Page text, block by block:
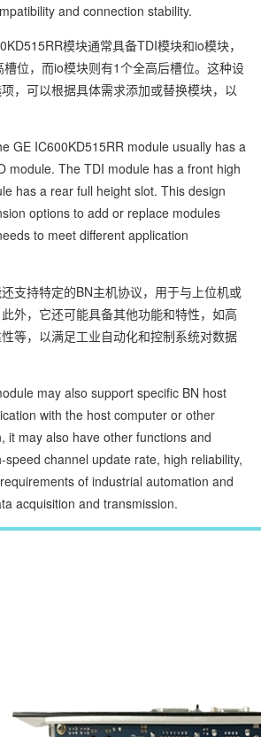
and connection stability.
模块通常具备TDI模块和io模块，
位，而io模块则有1个全高后槽位。这种设
，可以根据具体需求添加或替换模块，以
GE IC600KD515RR module usually has a
module. The TDI module has a front high
has a rear full height slot. This design
options to add or replace modules
to meet different application
支持特定的BN主机协议，用于与上位机或
外，它还可能具备其他功能和特性，如高
等，以满足工业自动化和控制系统对数据
may also support specific BN host
with the host computer or other
it may also have other functions and
channel update rate, high reliability,
of industrial automation and
acquisition and transmission.